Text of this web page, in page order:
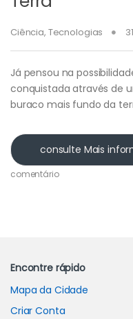
Ciência, Tecnologias
Já pensou na
conquistada através de
buraco mais fundo da
consulte Mais
comentário
Encontre rápido
Mapa da Cidade
Criar Conta